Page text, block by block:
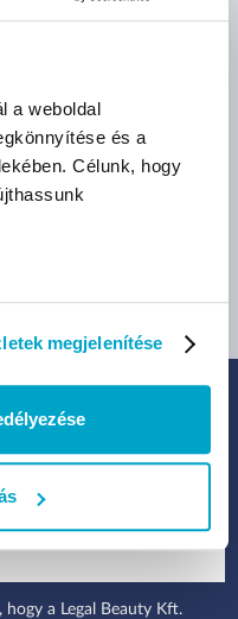
a weboldal
és a
Célunk, hogy
megjelenítése
13 490 Ft
(13 490 Ft/db)
akciók és eladások
hogy a Legal Beauty Kft.